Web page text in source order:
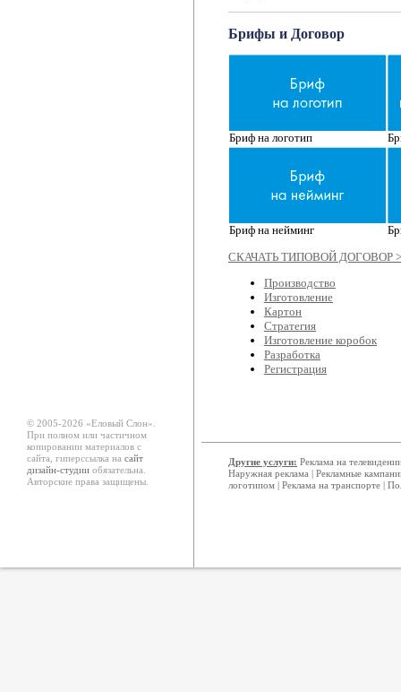
Брифы и Договор
Бриф на логотип
Бриф на нейминг
СКАЧАТЬ ТИПОВОЙ ДОГОВОР
Производство
Изготовление
Картон
Стратегия
Изготовление коробок
Разработка
Регистрация
© 2005-2026 «Еловый Cлон».
При полном или частичном
копировании материалов с
сайта, гиперссылка на сайт
дизайн-студии обязательна.
Авторские права защищены.
Другие услуги: Реклама на
Наружная реклама | Рекламные
логотипом | Реклама на транспорте |